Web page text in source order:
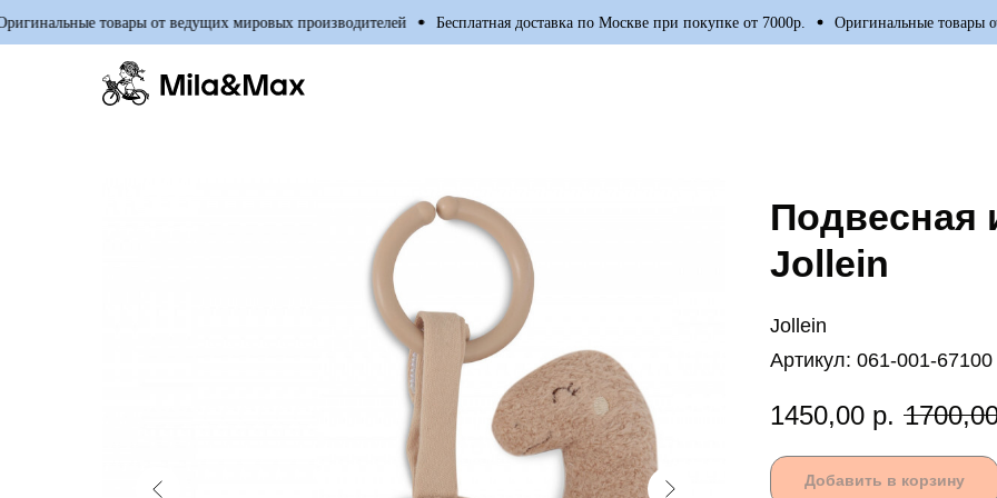
товары от ведущих мировых производителей Бесплатная доставка по Москве при покупке от 7000р. Оригинальные товары от
Подвесная
Jollein
Jollein
Артикул: 061-001-67100
1450,00 р.
Добавить в корзину